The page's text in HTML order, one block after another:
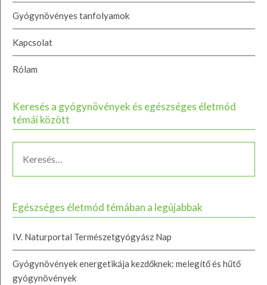
Gyógynövényes tanfolyamok
Kapcsolat
Rólam
Keresés a gyógynövények és egészséges életmód
témái között
Egészséges életmód témában a legújabbak
IV. Naturportal Természetgyógyász Nap
Gyógynövények energetikája kezdőknek: melegítő és hűtő
gyógynövények